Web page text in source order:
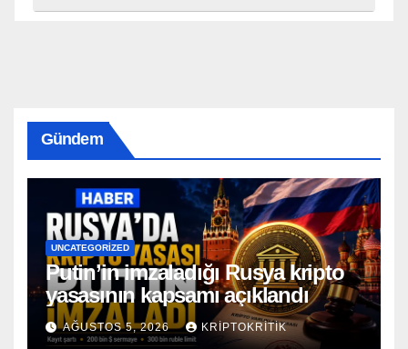
Gündem
UNCATEGORIZED
Putin’in imzaladığı Rusya kripto
yasasının kapsamı açıklandı
AĞUSTOS 5, 2026 KRIPTOKRITIK